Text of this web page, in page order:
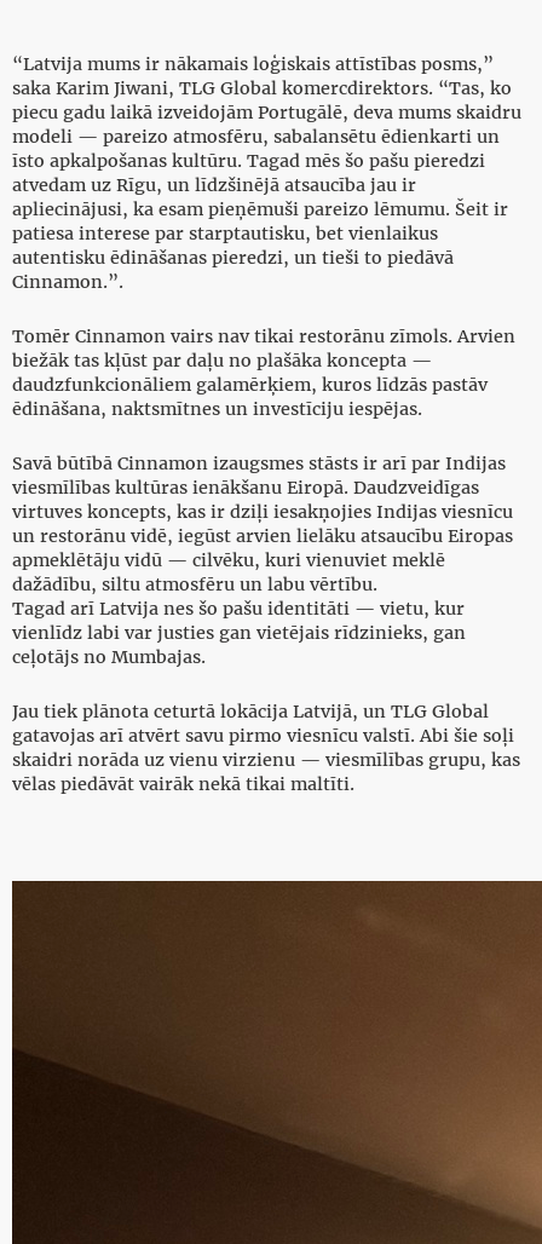
“Latvija mums ir nākamais loģiskais attīstības posms,”
saka Karim Jiwani, TLG Global komercdirektors. “Tas, ko
piecu gadu laikā izveidojām Portugālē, deva mums skaidru
modeli — pareizo atmosfēru, sabalansētu ēdienkarti un
īsto apkalpošanas kultūru. Tagad mēs šo pašu pieredzi
atvedam uz Rīgu, un līdzšinējā atsaucība jau ir
apliecinājusi, ka esam pieņēmuši pareizo lēmumu. Šeit ir
patiesa interese par starptautisku, bet vienlaikus
autentisku ēdināšanas pieredzi, un tieši to piedāvā
Cinnamon.”.
Tomēr Cinnamon vairs nav tikai restorānu zīmols. Arvien
biežāk tas kļūst par daļu no plašāka koncepta —
daudzfunkcionāliem galamērķiem, kuros līdzās pastāv
ēdināšana, naktsmītnes un investīciju iespējas.
Savā būtībā Cinnamon izaugsmes stāsts ir arī par Indijas
viesmīlības kultūras ienākšanu Eiropā. Daudzveidīgas
virtuves koncepts, kas ir dziļi iesakņojies Indijas viesnīcu
un restorānu vidē, iegūst arvien lielāku atsaucību Eiropas
apmeklētāju vidū — cilvēku, kuri vienuviet meklē
dažādību, siltu atmosfēru un labu vērtību.
Tagad arī Latvija nes šo pašu identitāti — vietu, kur
vienlīdz labi var justies gan vietējais rīdzinieks, gan
ceļotājs no Mumbajas.
Jau tiek plānota ceturtā lokācija Latvijā, un TLG Global
gatavojas arī atvērt savu pirmo viesnīcu valstī. Abi šie soļi
skaidri norāda uz vienu virzienu — viesmīlības grupu, kas
vēlas piedāvāt vairāk nekā tikai maltīti.